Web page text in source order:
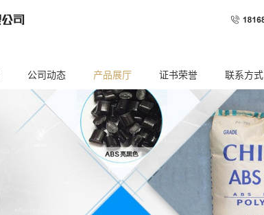
公司动态 产品展厅 证书荣誉 联系方式